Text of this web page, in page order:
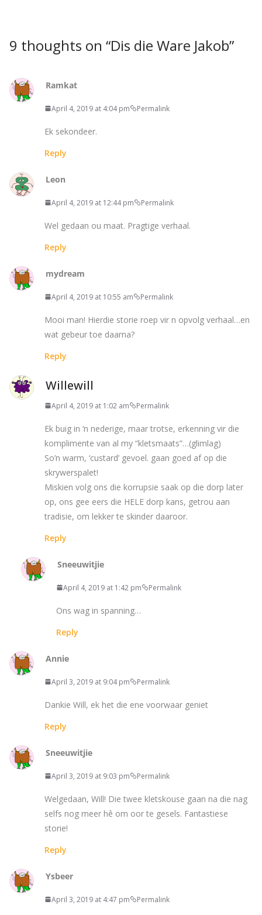
9 thoughts on “Dis die Ware Jakob”
Ramkat
April 4, 2019 at 4:04 pm Permalink
Ek sekondeer.
Reply
Leon
April 4, 2019 at 12:44 pm Permalink
Wel gedaan ou maat. Pragtige verhaal.
Reply
mydream
April 4, 2019 at 10:55 am Permalink
Mooi man! Hierdie storie roep vir n opvolg verhaal…en
wat gebeur toe daarna?
Reply
Willewill
April 4, 2019 at 1:02 am Permalink
Ek buig in ‘n nederige, maar trotse, erkenning vir die
komplimente van al my “kletsmaats”…(glimlag)
So’n warm, ‘custard’ gevoel. gaan goed af op die
skrywerspalet!
Miskien volg ons die korrupsie saak op die dorp later
op, ons gee eers die HELE dorp kans, getrou aan
tradisie, om lekker te skinder daaroor.
Reply
Sneeuwitjie
April 4, 2019 at 1:42 pm Permalink
Ons wag in spanning…
Reply
Annie
April 3, 2019 at 9:04 pm Permalink
Dankie Will, ek het die ene voorwaar geniet
Reply
Sneeuwitjie
April 3, 2019 at 9:03 pm Permalink
Welgedaan, Will! Die twee kletskouse gaan na die nag
selfs nog meer hê om oor te gesels. Fantastiese
storie!
Reply
Ysbeer
April 3, 2019 at 4:47 pm Permalink